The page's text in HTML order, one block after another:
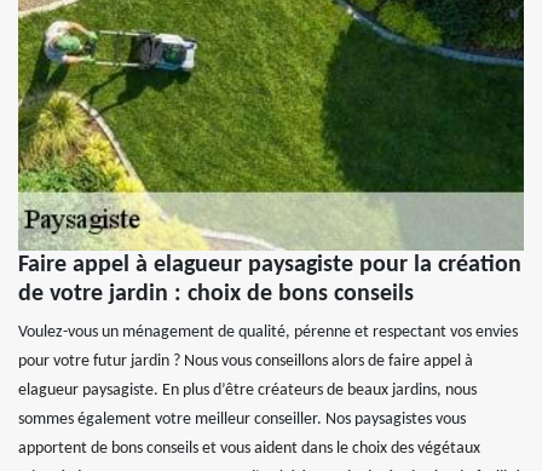
Faire appel à elagueur paysagiste pour la création
de votre jardin : choix de bons conseils
Voulez-vous un ménagement de qualité, pérenne et respectant vos envies
pour votre futur jardin ? Nous vous conseillons alors de faire appel à
elagueur paysagiste. En plus d’être créateurs de beaux jardins, nous
sommes également votre meilleur conseiller. Nos paysagistes vous
apportent de bons conseils et vous aident dans le choix des végétaux